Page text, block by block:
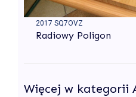
2017 SQ7OVZ
Radiowy Poligon
Więcej w kategorii